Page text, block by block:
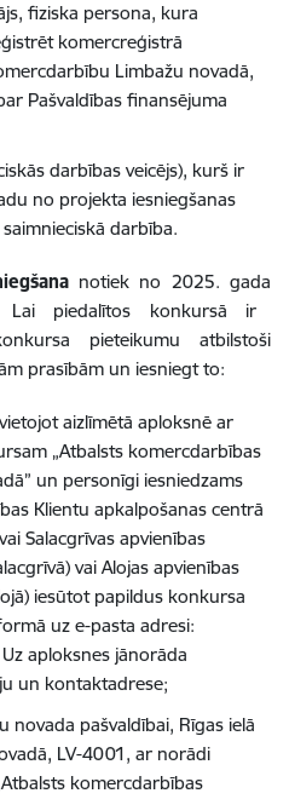
fiziska persona, kura
komercreģistrā
Limbažu novadā,
Pašvaldības finansējuma
darbības veicējs), kurš ir
no projekta iesniegšanas
darbība.
notiek no 2025. gada
piedalītos konkursā ir
pieteikumu atbilstoši
prasībām un iesniegt to:
aizlīmētā aploksnē ar
„Atbalsts komercdarbības
un personīgi iesniedzams
Klientu apkalpošanas centrā
Salacgrīvas apvienības
vai Alojas apvienības
iesūtot papildus konkursa
uz e-pasta adresi:
aploksnes jānorāda
un kontaktadrese;
novada pašvaldībai, Rīgas ielā
LV-4001, ar norādi
komercdarbības